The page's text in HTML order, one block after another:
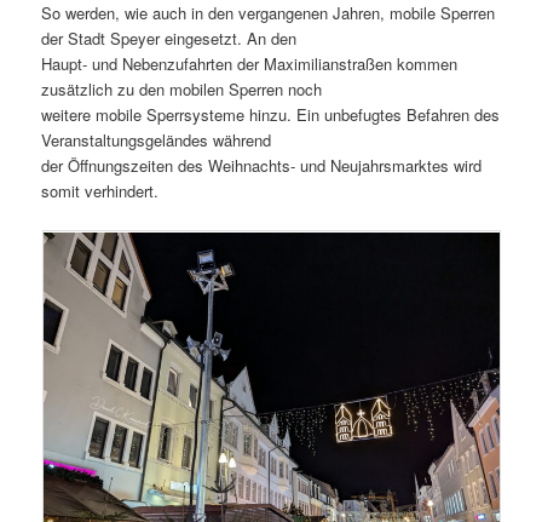
So werden, wie auch in den vergangenen Jahren, mobile Sperren
der Stadt Speyer eingesetzt. An den
Haupt- und Nebenzufahrten der Maximilianstraßen kommen
zusätzlich zu den mobilen Sperren noch
weitere mobile Sperrsysteme hinzu. Ein unbefugtes Befahren des
Veranstaltungsgeländes während
der Öffnungszeiten des Weihnachts- und Neujahrsmarktes wird
somit verhindert.